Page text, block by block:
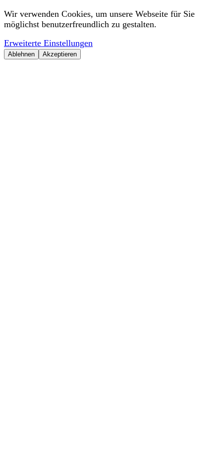
Wir verwenden Cookies, um unsere Webseite für Sie
möglichst benutzerfreundlich zu gestalten.
Erweiterte Einstellungen
Ablehnen Akzeptieren